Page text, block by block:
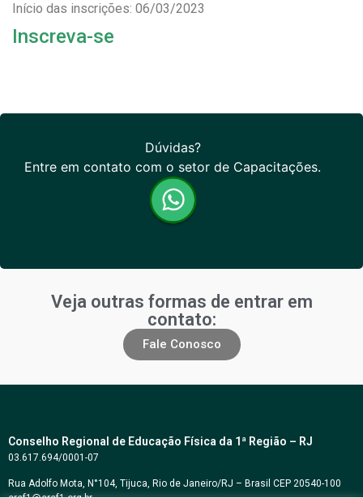
Início das inscrições: 06/03/2023
Inscreva-se
Dúvidas?
Entre em contato com o setor de Capacitações.
Veja outras formas de entrar em
contato:
Fale Conosco
Conselho Regional de Educação Física da 1ª Região – RJ
03.617.694/0001-07
Rua Adolfo Mota, N°104, Tijuca, Rio de Janeiro/RJ – Brasil CEP 20540-100